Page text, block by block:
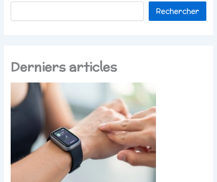
Rechercher
Derniers articles